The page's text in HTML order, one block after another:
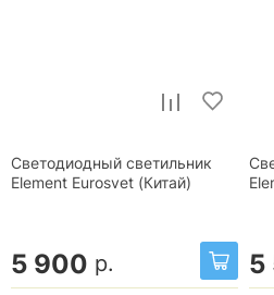
Светодиодный светильник
Element Eurosvet (Китай)
5 900 р. 5